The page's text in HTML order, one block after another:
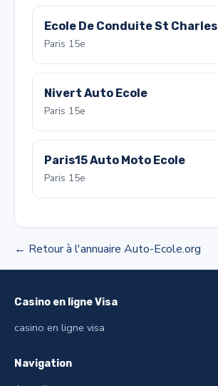
Ecole De Conduite St Charles
Paris 15e
Nivert Auto Ecole
Paris 15e
Paris15 Auto Moto Ecole
Paris 15e
← Retour à l'annuaire Auto-Ecole.org
Casino en ligne Visa
casino en ligne visa
Navigation